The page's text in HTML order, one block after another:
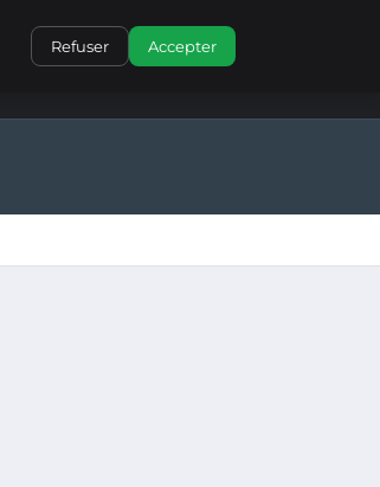
Refuser Accepter